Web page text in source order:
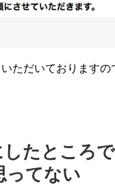
ただいております
たところ
ってない